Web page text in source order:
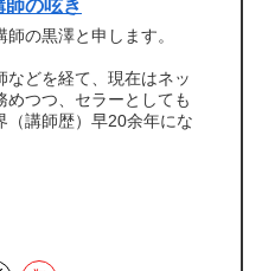
の呟き
の黒澤と申します。
などを経て、現在はネッ
めつつ、セラーとしても
（講師歴）早20余年にな